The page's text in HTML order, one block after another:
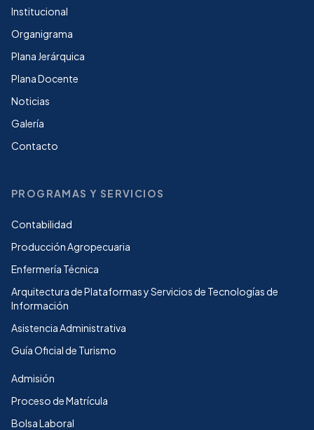
Institucional
Organigrama
Plana Jerárquica
Plana Docente
Noticias
Galería
Contacto
PROGRAMAS Y SERVICIOS
Contabilidad
Producción Agropecuaria
Enfermería Técnica
Arquitectura de Plataformas y Servicios de Tecnologías de
Información
Asistencia Administrativa
Guía Oficial de Turismo
Admisión
Proceso de Matrícula
Bolsa Laboral